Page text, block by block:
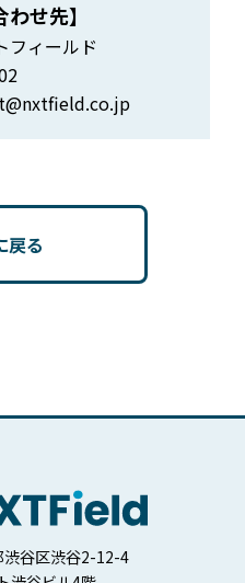
わせ先】
フィールド
戻る
谷区渋谷2-12-4